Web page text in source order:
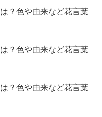
？色や由来など花言葉
？色や由来など花言葉
？色や由来など花言葉